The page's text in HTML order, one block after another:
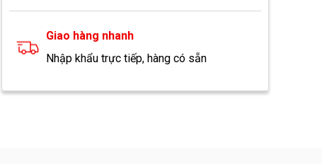
Giao hàng nhanh
Nhập khẩu trực tiếp, hàng có sẵn